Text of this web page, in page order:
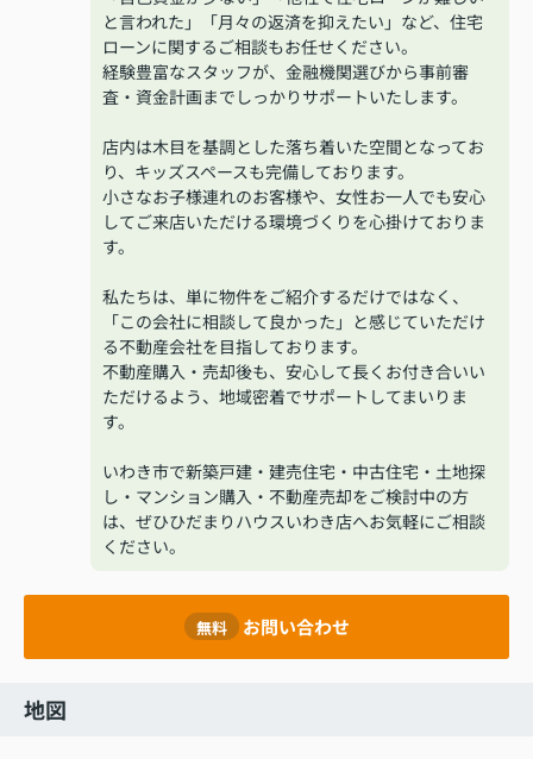
と言われた」「月々の返済を抑えたい」など、住宅
ローンに関するご相談もお任せください。
経験豊富なスタッフが、金融機関選びから事前審
査・資金計画までしっかりサポートいたします。
店内は木目を基調とした落ち着いた空間となってお
り、キッズスペースも完備しております。
小さなお子様連れのお客様や、女性お一人でも安心
してご来店いただける環境づくりを心掛けておりま
す。
私たちは、単に物件をご紹介するだけではなく、
「この会社に相談して良かった」と感じていただけ
る不動産会社を目指しております。
不動産購入・売却後も、安心して長くお付き合いい
ただけるよう、地域密着でサポートしてまいりま
す。
いわき市で新築戸建・建売住宅・中古住宅・土地探
し・マンション購入・不動産売却をご検討中の方
は、ぜひひだまりハウスいわき店へお気軽にご相談
ください。
無料 お問い合わせ
地図